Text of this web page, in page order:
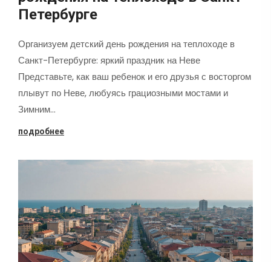
Петербурге
Организуем детский день рождения на теплоходе в
Санкт-Петербурге: яркий праздник на Неве
Представьте, как ваш ребенок и его друзья с восторгом
плывут по Неве, любуясь грациозными мостами и
Зимним…
подробнее